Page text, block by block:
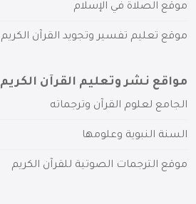
موقع الصلاة في الإسلام
موقع تعليم تفسير وتجويد القرآن الكريم
مواقع نشر وتعليم القرآن الكريم
الجامع لعلوم القرآن وترجماته
السنة النبوية وعلومها
موقع الترجمات الصوتية للقرآن الكريم